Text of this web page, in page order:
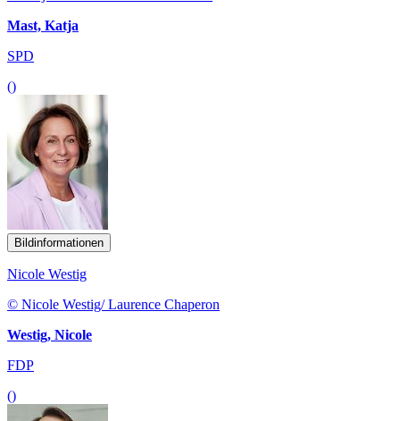
Mast, Katja
SPD
()
Bildinformationen
Nicole Westig
© Nicole Westig/ Laurence Chaperon
Westig, Nicole
FDP
()